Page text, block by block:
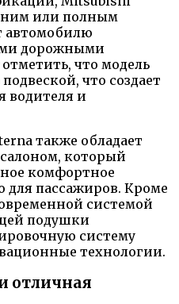
или полным
автомобилю
дорожными
что модель
что создает
водителя и
также обладает
который
комфортное
для пассажиров. Кроме
системой
подушки
систему
технологии.
отличная